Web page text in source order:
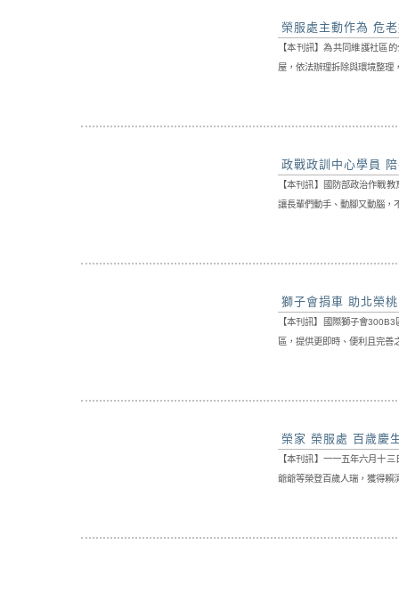
榮服處主動作為 危
【本刊訊】為共同維護社區
屋，依法辦理拆除與環境整理
政戰政訓中心學員
【本刊訊】國防部政治作戰
讓長輩們動手、動腳又動腦，
獅子會捐車 助北榮
【本刊訊】國際獅子會
區，提供更即時、便利且完
榮家 榮服處 百歲慶
【本刊訊】一一五年六月十
爺爺等榮登百歲人瑞，獲得賴